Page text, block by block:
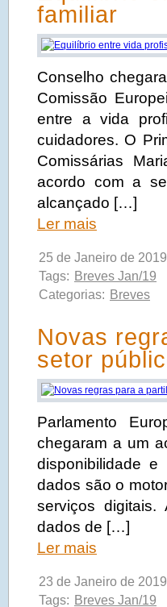
familiar
Conselho
Comissão
entre a vida
cuidadores. O
Comissárias
acordo com a
alcançado […]
Ler mais
25 de Janeiro de 2019
Tags: Breves Jan/19
Categorias: Breves
Novas
setor
Parlamento
chegaram a um
disponibilidade
dados são o
serviços
dados de […]
Ler mais
23 de Janeiro de 2019
Tags: Breves Jan/19